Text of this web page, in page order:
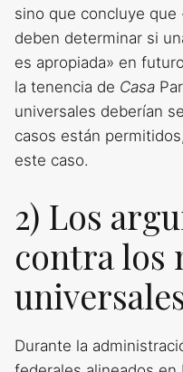
sino que concluye
deben determinar si
es apropiada» en
la tenencia de Casa
universales deberían
casos están
este caso.
2) Los
contra los
Durante la